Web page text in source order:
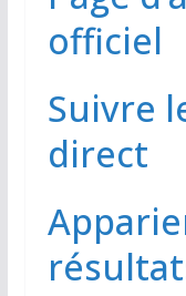
officiel
Suivre
direct